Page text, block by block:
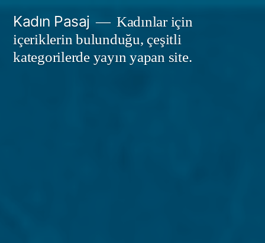
geç
Kadın Pasaj
Kadınlar için
içeriklerin bulunduğu, çeşitli
kategorilerde yayın yapan site.